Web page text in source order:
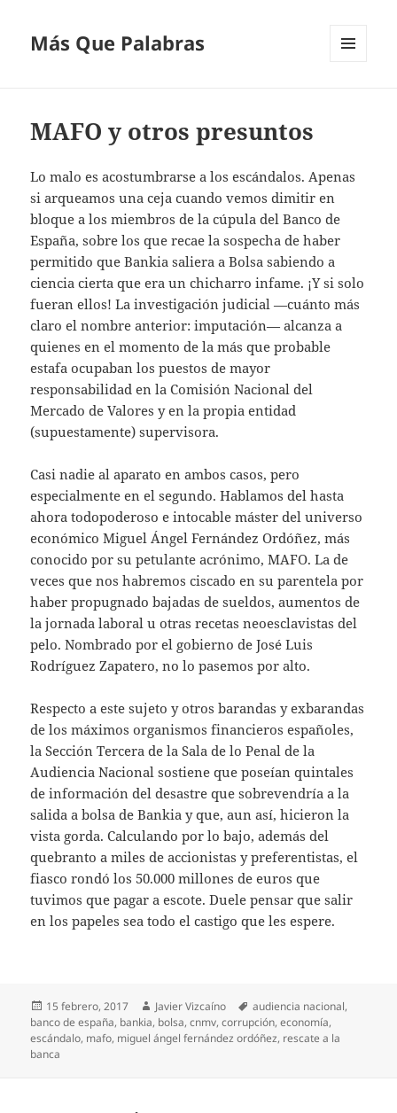
Más Que Palabras
MAFO y otros presuntos
Lo malo es acostumbrarse a los escándalos. Apenas
si arqueamos una ceja cuando vemos dimitir en
bloque a los miembros de la cúpula del Banco de
España, sobre los que recae la sospecha de haber
permitido que Bankia saliera a Bolsa sabiendo a
ciencia cierta que era un chicharro infame. ¡Y si solo
fueran ellos! La investigación judicial —cuánto más
claro el nombre anterior: imputación— alcanza a
quienes en el momento de la más que probable
estafa ocupaban los puestos de mayor
responsabilidad en la Comisión Nacional del
Mercado de Valores y en la propia entidad
(supuestamente) supervisora.
Casi nadie al aparato en ambos casos, pero
especialmente en el segundo. Hablamos del hasta
ahora todopoderoso e intocable máster del universo
económico Miguel Ángel Fernández Ordóñez, más
conocido por su petulante acrónimo, MAFO. La de
veces que nos habremos ciscado en su parentela por
haber propugnado bajadas de sueldos, aumentos de
la jornada laboral u otras recetas neoesclavistas del
pelo. Nombrado por el gobierno de José Luis
Rodríguez Zapatero, no lo pasemos por alto.
Respecto a este sujeto y otros barandas y exbarandas
de los máximos organismos financieros españoles,
la Sección Tercera de la Sala de lo Penal de la
Audiencia Nacional sostiene que poseían quintales
de información del desastre que sobrevendría a la
salida a bolsa de Bankia y que, aun así, hicieron la
vista gorda. Calculando por lo bajo, además del
quebranto a miles de accionistas y preferentistas, el
fiasco rondó los 50.000 millones de euros que
tuvimos que pagar a escote. Duele pensar que salir
en los papeles sea todo el castigo que les espere.
Publicado
el
15 febrero, 2017 Autor
Javier Vizcaíno Etiquetas
audiencia nacional,
banco de españa, bankia, bolsa,cnmv,corrupción,economía,
escándalo, mafo, miguel ángel fernández ordóñez, rescate a la
banca